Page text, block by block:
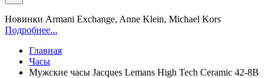
Новинки Armani Exchange, Anne Klein, Michael Kors
Подробнее...
Главная
Часы
Мужские часы Jacques Lemans High Tech Ceramic 42-8B